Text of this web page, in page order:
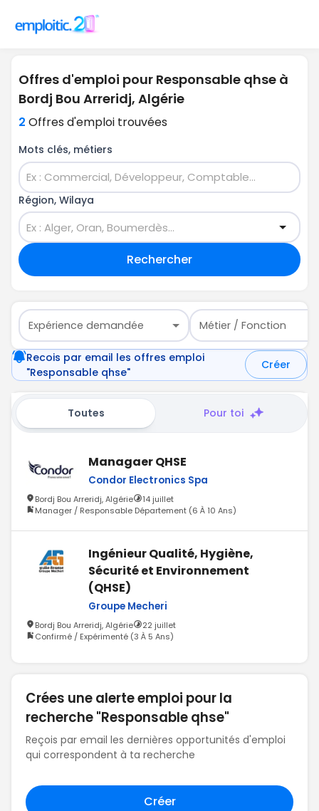
Offres d'emploi pour Responsable qhse à
Bordj Bou Arreridj, Algérie
2 Offres d'emploi trouvées
Mots clés, métiers
Région, Wilaya
Rechercher
Expérience demandée Métier / Fonction
Recois par email les offres emploi
"Responsable qhse"
Créer
Toutes Pour toi
Managaer QHSE
Condor Electronics Spa
Bordj Bou Arreridj, Algérie
14 juillet
Manager / Responsable Département (6 À 10 Ans)
Ingénieur Qualité, Hygiène,
Sécurité et Environnement
(QHSE)
Groupe Mecheri
Bordj Bou Arreridj, Algérie
22 juillet
Confirmé / Expérimenté (3 À 5 Ans)
Crées une alerte emploi pour la
recherche "Responsable qhse"
Reçois par email les dernières opportunités d'emploi
qui correspondent à ta recherche
Créer